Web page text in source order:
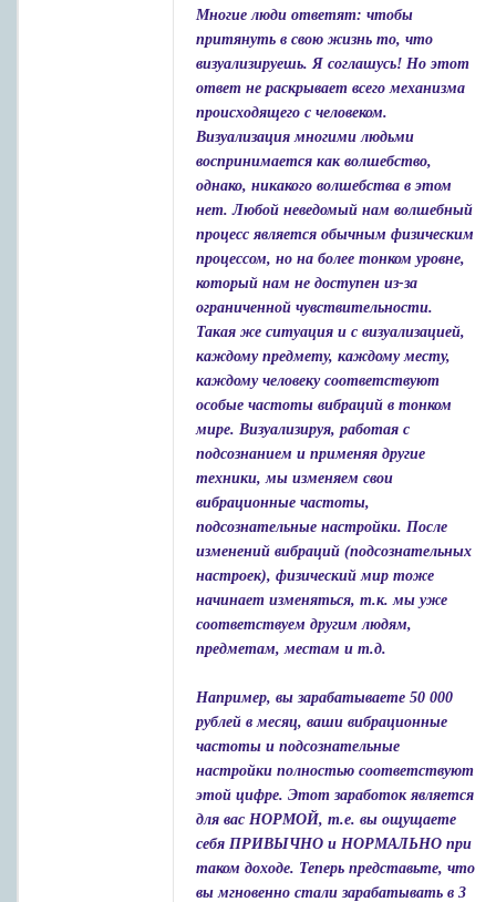
Многие люди ответят: чтобы
притянуть в свою жизнь то, что
визуализируешь. Я соглашусь! Но этот
ответ не раскрывает всего механизма
происходящего с человеком.
Визуализация многими людьми
воспринимается как волшебство,
однако, никакого волшебства в этом
нет. Любой неведомый нам волшебный
процесс является обычным физическим
процессом, но на более тонком уровне,
который нам не доступен из-за
ограниченной чувствительности.
Такая же ситуация и с визуализацией,
каждому предмету, каждому месту,
каждому человеку соответствуют
особые частоты вибраций в тонком
мире. Визуализируя, работая с
подсознанием и применяя другие
техники, мы изменяем свои
вибрационные частоты,
подсознательные настройки. После
изменений вибраций (подсознательных
настроек), физический мир тоже
начинает изменяться, т.к. мы уже
соответствуем другим людям,
предметам, местам и т.д.
Например, вы зарабатываете 50 000
рублей в месяц, ваши вибрационные
частоты и подсознательные
настройки полностью соответствуют
этой цифре. Этот заработок является
для вас НОРМОЙ, т.е. вы ощущаете
себя ПРИВЫЧНО и НОРМАЛЬНО при
таком доходе. Теперь представьте, что
вы мгновенно стали зарабатывать в 3